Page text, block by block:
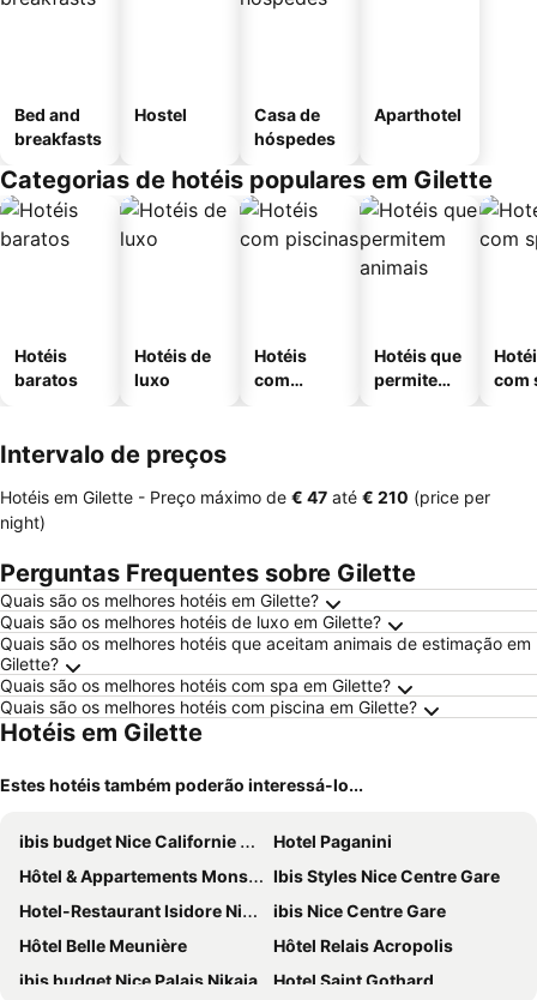
Bed and
breakfasts
Hostel
Casa de
hóspedes
Aparthotel
Categorias de hotéis populares em Gilette
Hotéis
baratos
Hotéis de
luxo
Hotéis
com
Hotéis que
permitem
com
Intervalo de preços
Hotéis em Gilette - Preço máximo de ‎€ 47 até ‎€ 210 (price per
night)
Perguntas Frequentes sobre Gilette
Quais são os melhores hotéis em Gilette?
Quais são os melhores hotéis de luxo em Gilette?
Quais são os melhores hotéis que aceitam animais de estimação em
Gilette?
Quais são os melhores hotéis com spa em Gilette?
Quais são os melhores hotéis com piscina em Gilette?
Hotéis em Gilette
Estes hotéis também poderão interessá-lo...
ibis budget Nice Californie Lenval
Hotel Paganini
Hôtel & Appartements Monsigny
Ibis Styles Nice Centre Gare
Hotel-Restaurant Isidore Nice Ouest
ibis Nice Centre Gare
Hôtel Belle Meunière
Hôtel Relais Acropolis
ibis budget Nice Palais Nikaia
Hotel Saint Gothard